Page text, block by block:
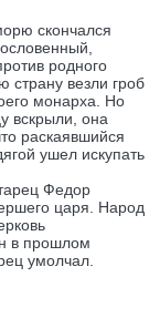
скончался
родного
страну везли гроб
монарха. Но
вскрыли, она
раскаявшийся
ушел искупать
Федор
царя. Народ
в прошлом
умолчал.